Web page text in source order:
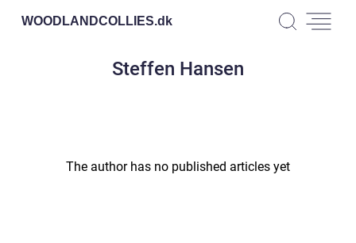
WOODLANDCOLLIES.dk
Steffen Hansen
The author has no published articles yet